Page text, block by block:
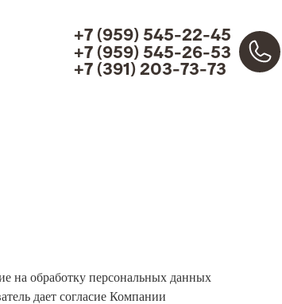
+7 (959) 545-22-45
+7 (959) 545-26-53
+7 (391) 203-73-73
на обработку персональных данных
дает согласие Компании